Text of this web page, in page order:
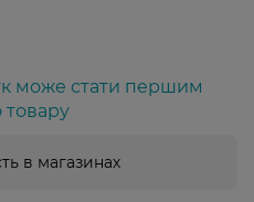
може стати першим
товару
в магазинах